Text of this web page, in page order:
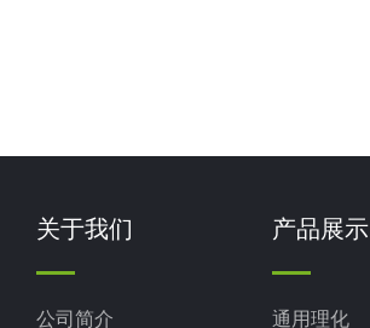
关于我们
公司简介
产品展示
通用理化